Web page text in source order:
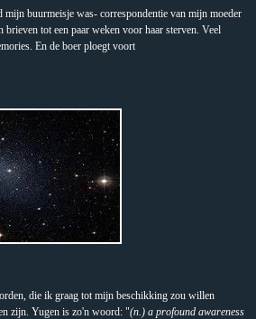
buurmeisje was- correspondentie van mijn moeder
brieven tot een paar weken voor haar sterven. Veel
En de boer ploegt voort
die ik graag tot mijn beschikking zou willen
zijn. Yugen is zo'n woord: "(n.) a profound awareness